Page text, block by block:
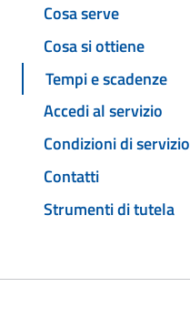
Cosa serve
Cosa si ottiene
Tempi e scadenze
Accedi al servizio
Condizioni di servizio
Contatti
Strumenti di tutela